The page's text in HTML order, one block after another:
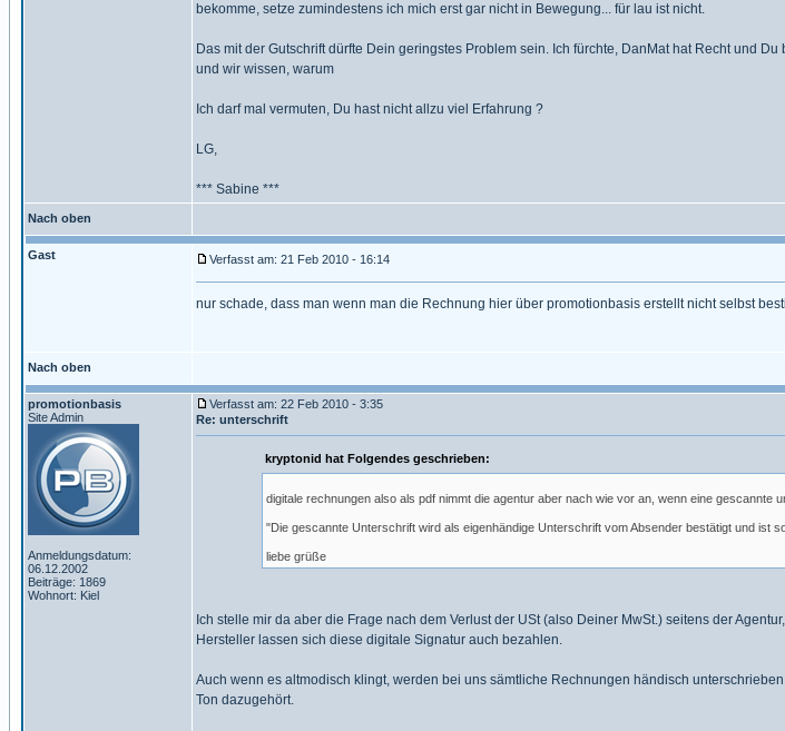
bekomme, setze zumindestens ich mich erst gar nicht in Bewegung... für lau ist nicht.
Das mit der Gutschrift dürfte Dein geringstes Problem sein. Ich fürchte, DanMat hat Recht und
und wir wissen, warum
Ich darf mal vermuten, Du hast nicht allzu viel Erfahrung ?
LG,
*** Sabine ***
Nach oben
Gast Verfasst am: 21 Feb 2010 - 16:14
nur schade, dass man wenn man die Rechnung hier über promotionbasis erstellt nicht selbst
Nach oben
promotionbasis
Site Admin
Anmeldungsdatum:
06.12.2002
Beiträge: 1869
Wohnort: Kiel
Verfasst am: 22 Feb 2010 - 3:35
Re: unterschrift
kryptonid hat Folgendes geschrieben:
digitale rechnungen also als pdf nimmt die agentur aber nach wie vor an, wenn eine
"Die gescannte Unterschrift wird als eigenhändige Unterschrift vom Absender bestätigt und ist
liebe grüße
Ich stelle mir da aber die Frage nach dem Verlust der USt (also Deiner MwSt.) seitens der
Hersteller lassen sich diese digitale Signatur auch bezahlen.
Auch wenn es altmodisch klingt, werden bei uns sämtliche Rechnungen händisch
Ton dazugehört.